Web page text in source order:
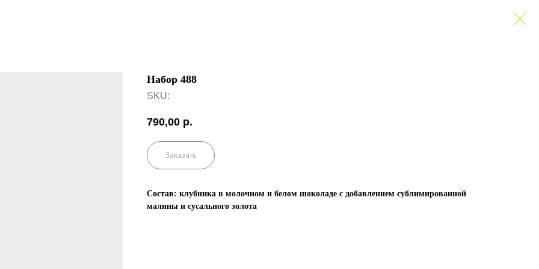
Набор 488
SKU:
790,00 р.
Заказать
Состав: клубника в молочном и белом шоколаде с добавлением сублимированной
малины и сусального золота